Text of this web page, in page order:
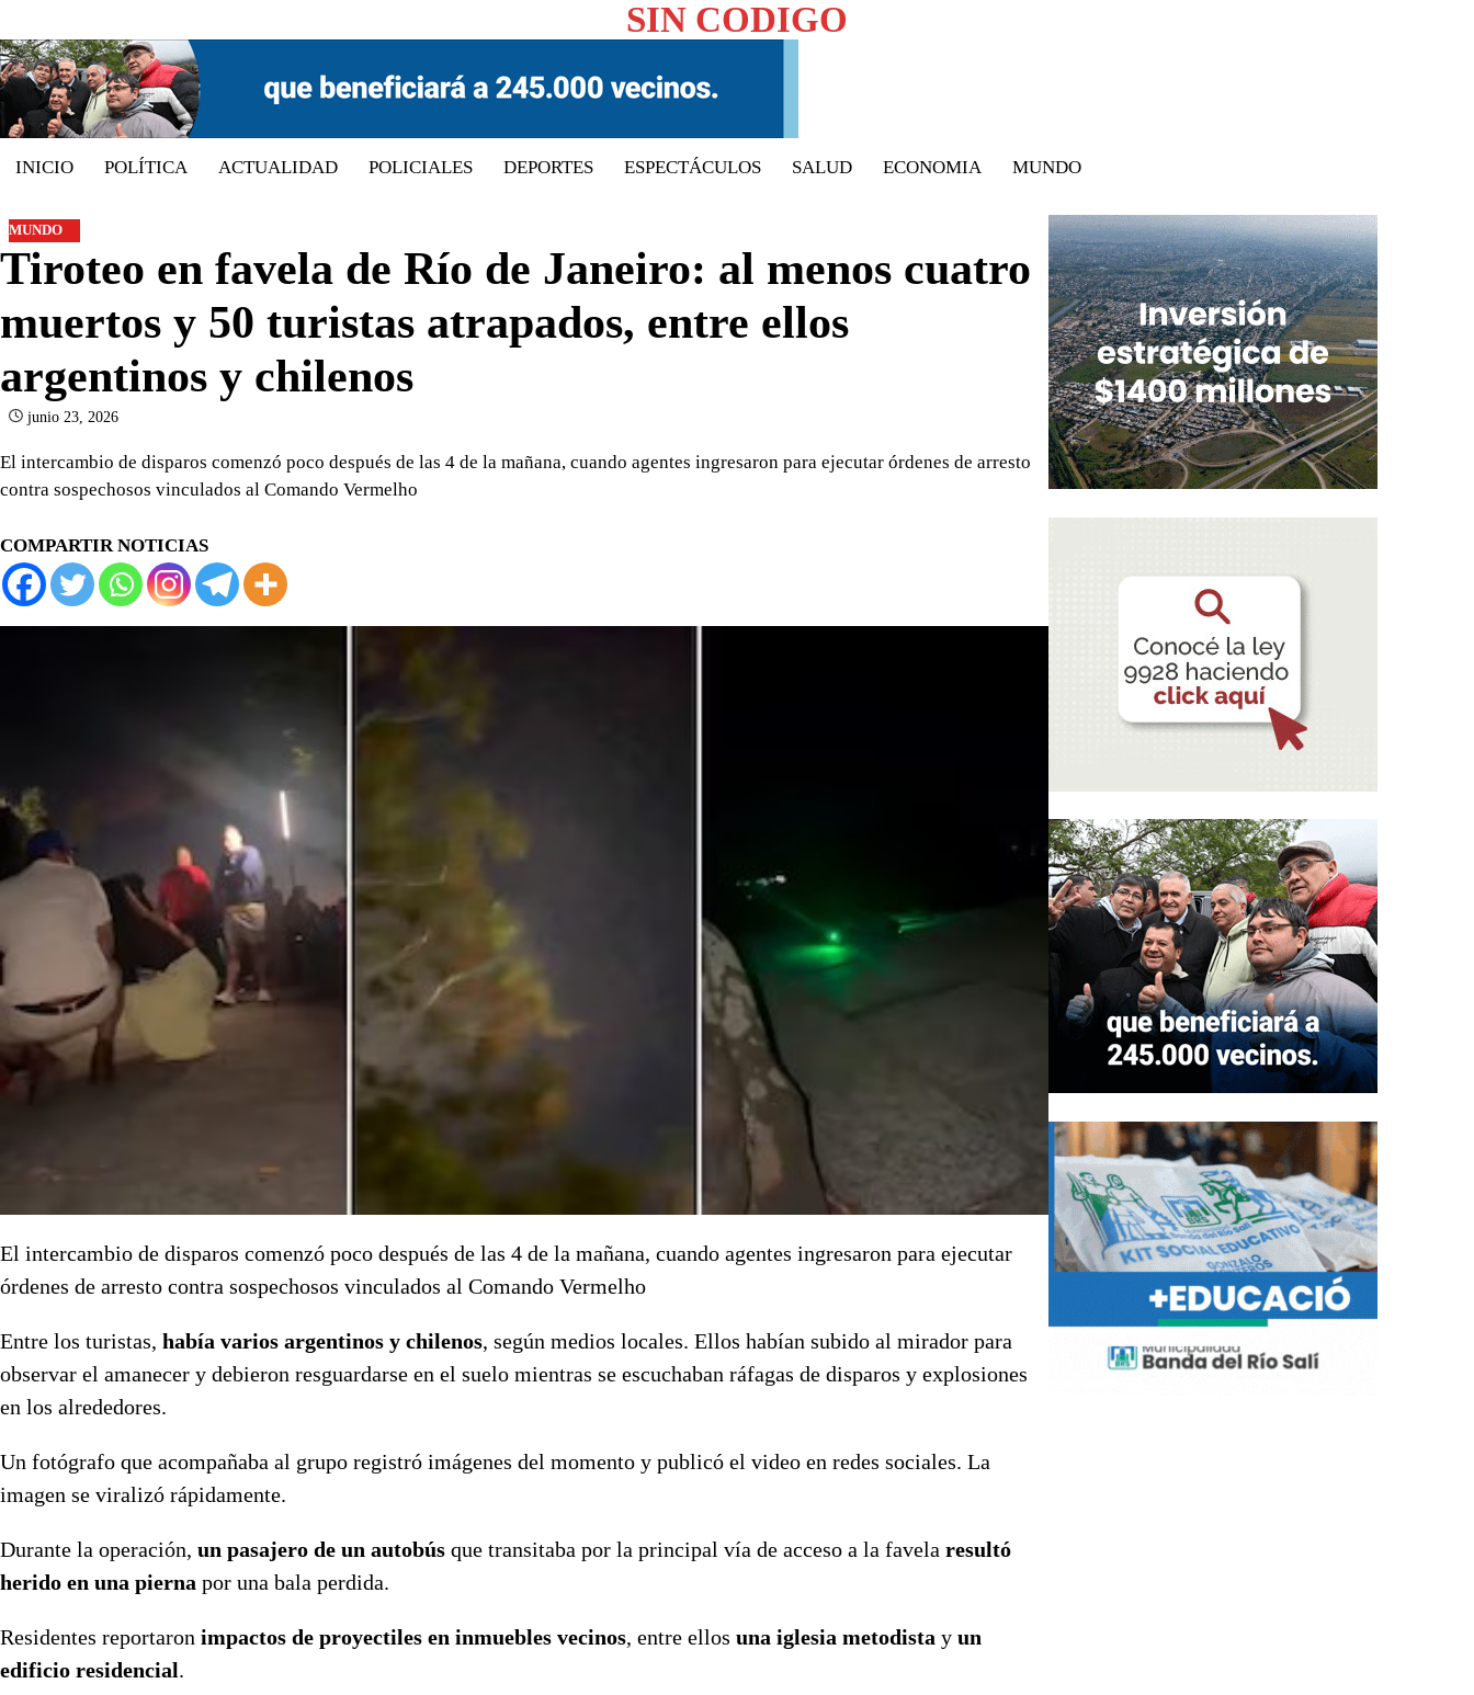
to
content
SIN CODIGO
INICIO POLÍTICA ACTUALIDAD POLICIALES DEPORTES ESPECTÁCULOS SALUD ECONOMIA MUNDO
MUNDO
Tiroteo en favela de Río de Janeiro: al menos cuatro
muertos y 50 turistas atrapados, entre ellos
argentinos y chilenos
junio 23, 2026
El intercambio de disparos comenzó poco después de las 4 de la mañana, cuando agentes ingresaron para ejecutar órdenes de arresto
contra sospechosos vinculados al Comando Vermelho
COMPARTIR NOTICIAS
El intercambio de disparos comenzó poco después de las 4 de la mañana, cuando agentes ingresaron para ejecutar
órdenes de arresto contra sospechosos vinculados al Comando Vermelho
Entre los turistas, había varios argentinos y chilenos, según medios locales. Ellos habían subido al mirador para
observar el amanecer y debieron resguardarse en el suelo mientras se escuchaban ráfagas de disparos y explosiones
en los alrededores.
Un fotógrafo que acompañaba al grupo registró imágenes del momento y publicó el video en redes sociales. La
imagen se viralizó rápidamente.
Durante la operación, un pasajero de un autobús que transitaba por la principal vía de acceso a la favela resultó
herido en una pierna por una bala perdida.
Residentes reportaron impactos de proyectiles en inmuebles vecinos, entre ellos una iglesia metodista y un
edificio residencial.